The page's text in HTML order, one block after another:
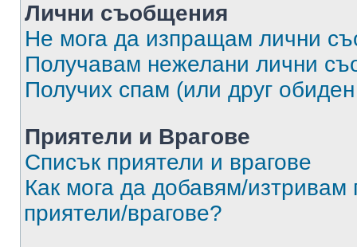
Лични съобщения
Не мога да изпращам лични
Получавам нежелани лични
Получих спам (или друг
Приятели и Врагове
Списък приятели и врагове
Как мога да добавям/изтривам
приятели/врагове?